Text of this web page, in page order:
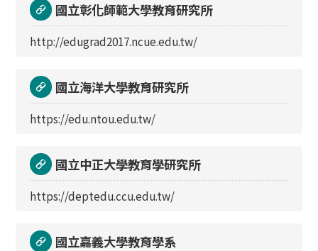
國立彰化師範大學教育研究所
http://edugrad2017.ncue.edu.tw/
國立海洋大學教育研究所
https://edu.ntou.edu.tw/
國立中正大學教育學研究所
https://deptedu.ccu.edu.tw/
國立嘉義大學教育學系